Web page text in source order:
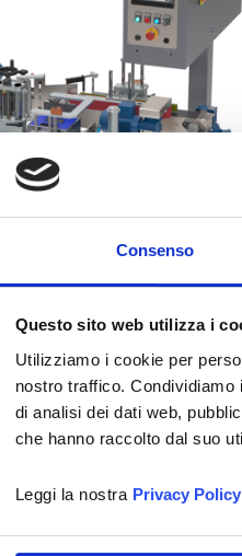
Consenso
Questo sito web utilizza i
Utilizziamo i cookie per
nostro traffico.
di analisi dei dati web,
che hanno raccolto dal suo
Leggi la nostra Privacy Policy